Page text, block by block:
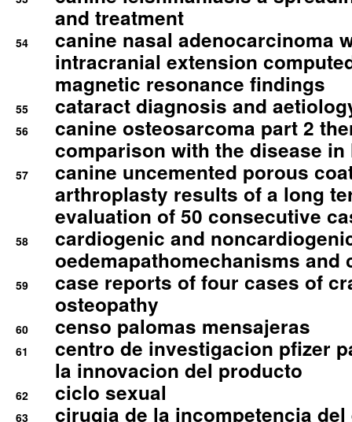
and treatment
54
canine nasal adenocarcinoma
intracranial extension
magnetic resonance findings
55 cataract diagnosis and
56
canine osteosarcoma part 2
comparison with the disease in
57
canine uncemented porous
arthroplasty results of a long
evaluation of 50 consecutive
58
cardiogenic and
oedemapathomechanisms and
59
case reports of four cases of
osteopathy
60 censo palomas mensajeras
61
centro de investigacion pfizer
la innovacion del producto
62 ciclo sexual
63 cirugia de la incompetencia